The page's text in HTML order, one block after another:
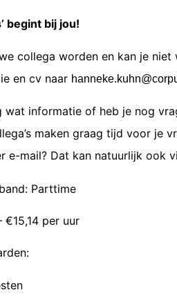
begint bij jou!
collega worden en kan je
en cv naar hanneke.kuhn
wat informatie of heb je nog
maken graag tijd voor je
e-mail? Dat kan natuurlijk ook
Parttime
€15,14 per uur